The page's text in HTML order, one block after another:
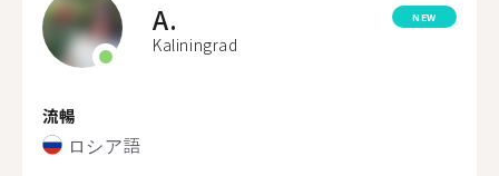
A.
Kaliningrad
NEW
流暢
ロシア語